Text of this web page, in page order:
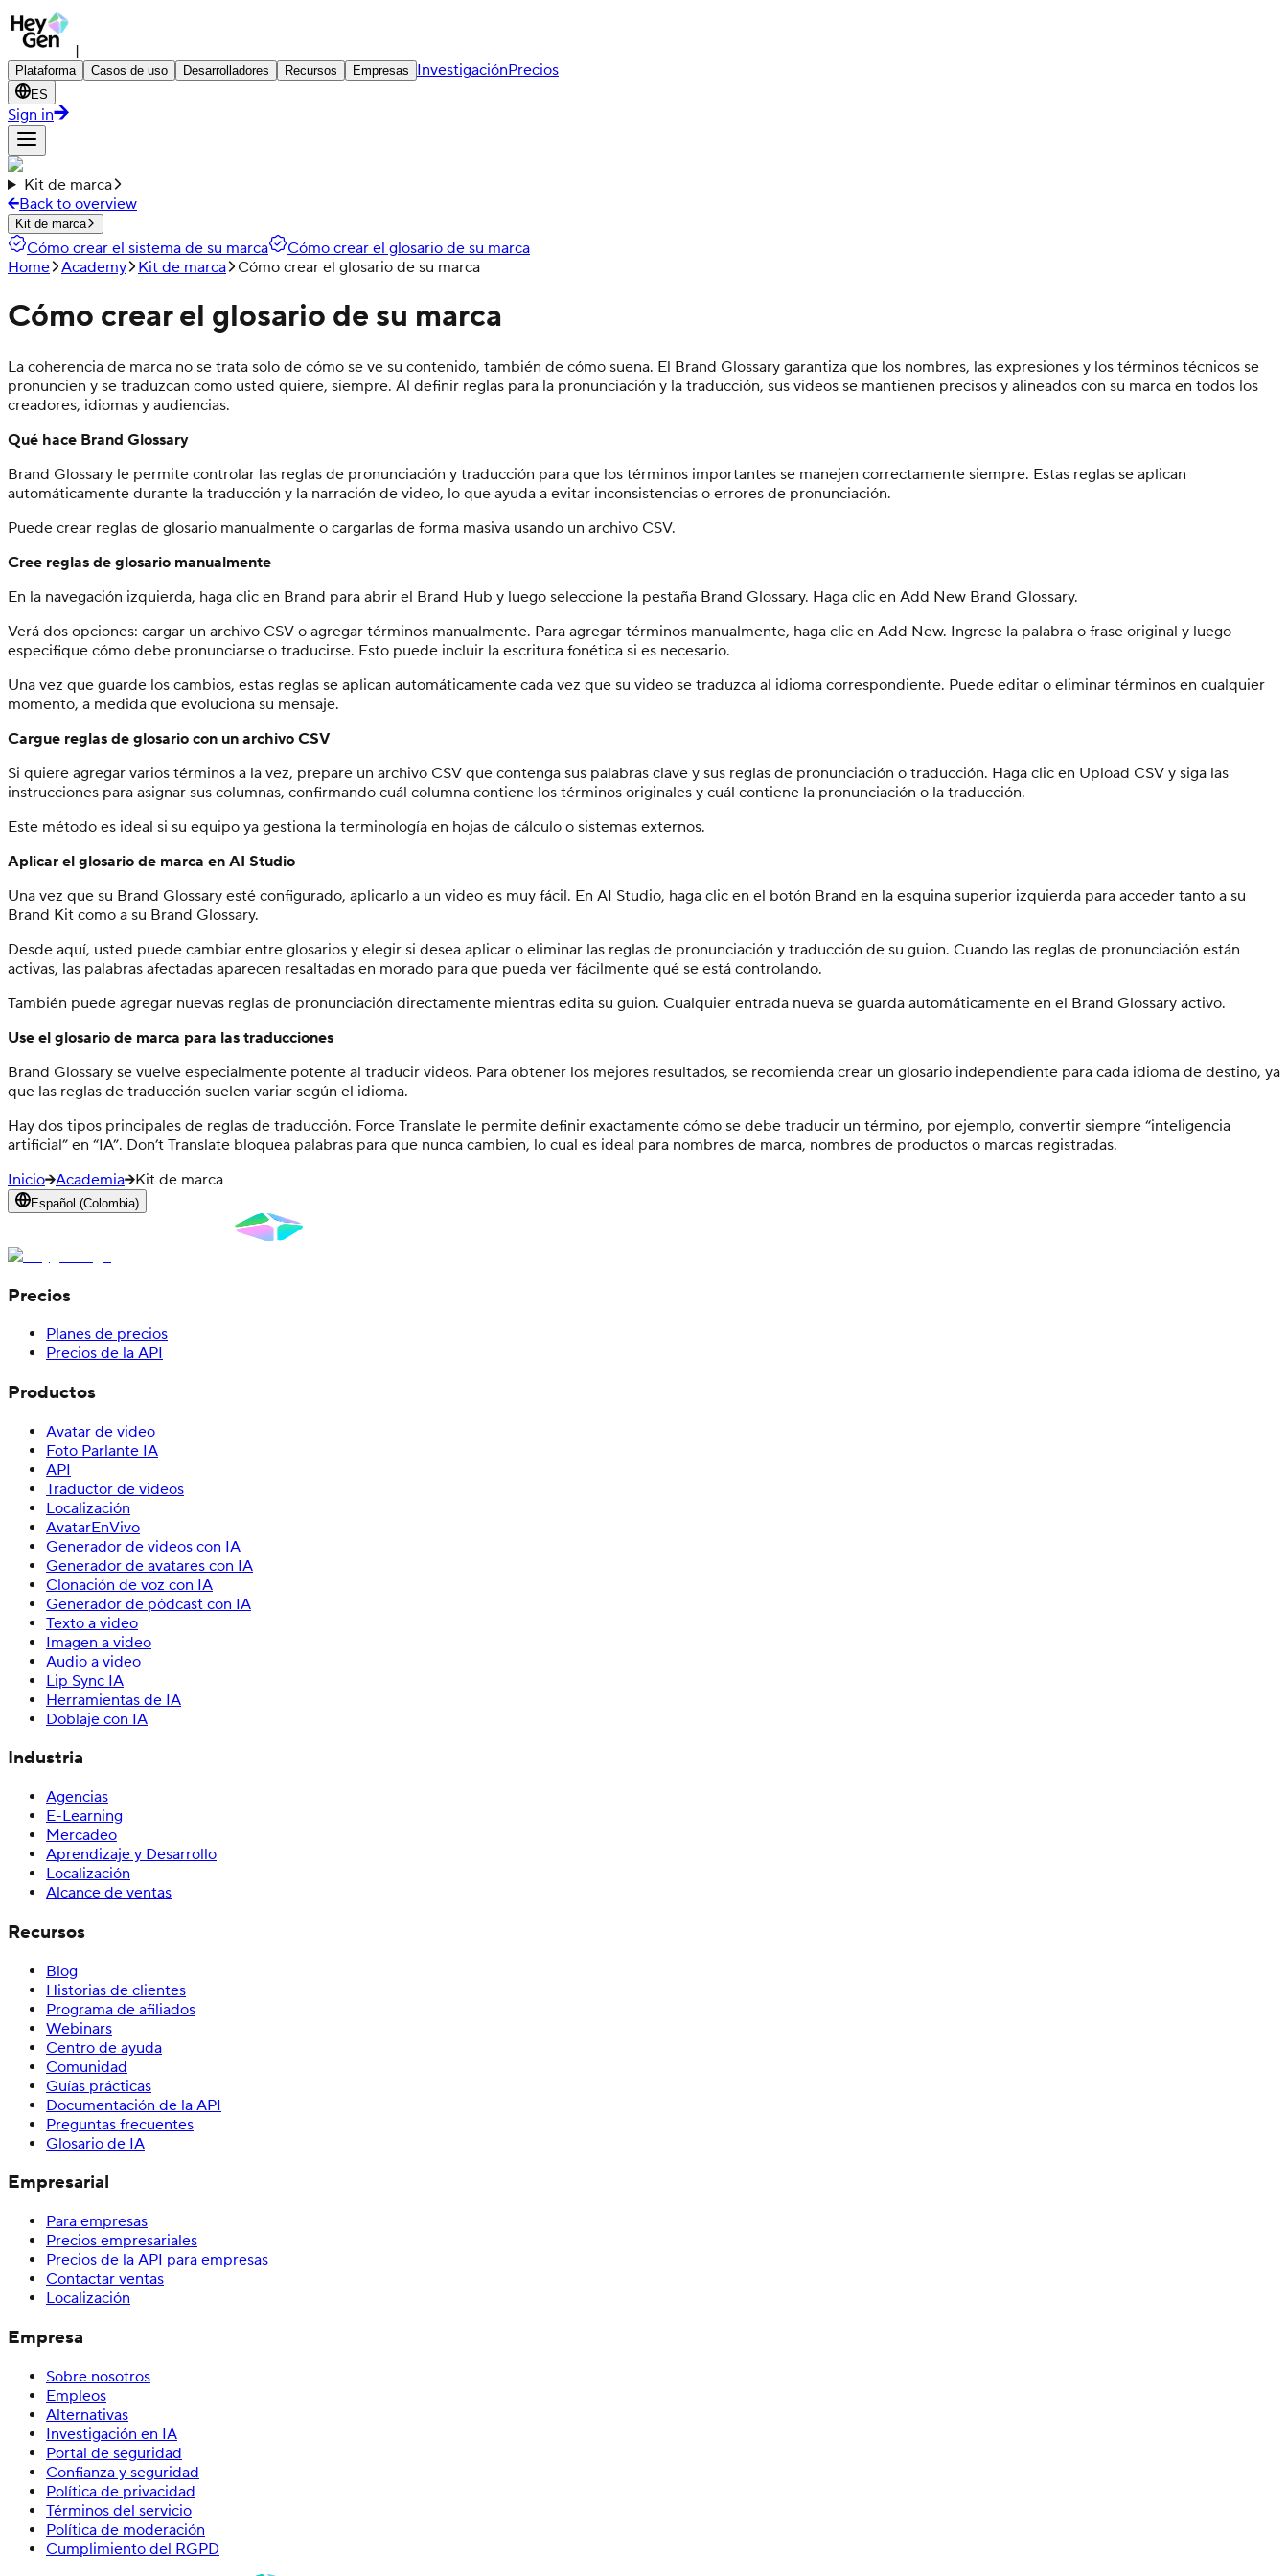
|
Plataforma Casos de uso Desarrolladores Recursos Empresas InvestigaciónPrecios
ES
Sign in
Kit de marca
Back to overview
Kit de marca
Cómo crear el sistema de su marca
Cómo crear el glosario de su marca
Home Academy Kit de marca Cómo crear el glosario de su marca
Cómo crear el glosario de su marca
La coherencia de marca no se trata solo de cómo se ve su contenido, también de cómo suena. El Brand Glossary garantiza que los nombres, las expresiones y los términos técnicos se
pronuncien y se traduzcan como usted quiere, siempre. Al definir reglas para la pronunciación y la traducción, sus videos se mantienen precisos y alineados con su marca en todos los
creadores, idiomas y audiencias.
Qué hace Brand Glossary
Brand Glossary le permite controlar las reglas de pronunciación y traducción para que los términos importantes se manejen correctamente siempre. Estas reglas se aplican
automáticamente durante la traducción y la narración de video, lo que ayuda a evitar inconsistencias o errores de pronunciación.
Puede crear reglas de glosario manualmente o cargarlas de forma masiva usando un archivo CSV.
Cree reglas de glosario manualmente
En la navegación izquierda, haga clic en Brand para abrir el Brand Hub y luego seleccione la pestaña Brand Glossary. Haga clic en Add New Brand Glossary.
Verá dos opciones: cargar un archivo CSV o agregar términos manualmente. Para agregar términos manualmente, haga clic en Add New. Ingrese la palabra o frase original y luego
especifique cómo debe pronunciarse o traducirse. Esto puede incluir la escritura fonética si es necesario.
Una vez que guarde los cambios, estas reglas se aplican automáticamente cada vez que su video se traduzca al idioma correspondiente. Puede editar o eliminar términos en cualquier
momento, a medida que evoluciona su mensaje.
Cargue reglas de glosario con un archivo CSV
Si quiere agregar varios términos a la vez, prepare un archivo CSV que contenga sus palabras clave y sus reglas de pronunciación o traducción. Haga clic en Upload CSV y siga las
instrucciones para asignar sus columnas, confirmando cuál columna contiene los términos originales y cuál contiene la pronunciación o la traducción.
Este método es ideal si su equipo ya gestiona la terminología en hojas de cálculo o sistemas externos.
Aplicar el glosario de marca en AI Studio
Una vez que su Brand Glossary esté configurado, aplicarlo a un video es muy fácil. En AI Studio, haga clic en el botón Brand en la esquina superior izquierda para acceder tanto a su
Brand Kit como a su Brand Glossary.
Desde aquí, usted puede cambiar entre glosarios y elegir si desea aplicar o eliminar las reglas de pronunciación y traducción de su guion. Cuando las reglas de pronunciación están
activas, las palabras afectadas aparecen resaltadas en morado para que pueda ver fácilmente qué se está controlando.
También puede agregar nuevas reglas de pronunciación directamente mientras edita su guion. Cualquier entrada nueva se guarda automáticamente en el Brand Glossary activo.
Use el glosario de marca para las traducciones
Brand Glossary se vuelve especialmente potente al traducir videos. Para obtener los mejores resultados, se recomienda crear un glosario independiente para cada idioma de destino, ya
que las reglas de traducción suelen variar según el idioma.
Hay dos tipos principales de reglas de traducción. Force Translate le permite definir exactamente cómo se debe traducir un término, por ejemplo, convertir siempre “inteligencia
artificial” en “IA”. Don’t Translate bloquea palabras para que nunca cambien, lo cual es ideal para nombres de marca, nombres de productos o marcas registradas.
Inicio Academia Kit de marca
Español (Colombia)
Precios
Planes de precios
Precios de la API
Productos
Avatar de video
Foto Parlante IA
API
Traductor de videos
Localización
AvatarEnVivo
Generador de videos con IA
Generador de avatares con IA
Clonación de voz con IA
Generador de pódcast con IA
Texto a video
Imagen a video
Audio a video
Lip Sync IA
Herramientas de IA
Doblaje con IA
Industria
Agencias
E-Learning
Mercadeo
Aprendizaje y Desarrollo
Localización
Alcance de ventas
Recursos
Blog
Historias de clientes
Programa de afiliados
Webinars
Centro de ayuda
Comunidad
Guías prácticas
Documentación de la API
Preguntas frecuentes
Glosario de IA
Empresarial
Para empresas
Precios empresariales
Precios de la API para empresas
Contactar ventas
Localización
Empresa
Sobre nosotros
Empleos
Alternativas
Investigación en IA
Portal de seguridad
Confianza y seguridad
Política de privacidad
Términos del servicio
Política de moderación
Cumplimiento del RGPD